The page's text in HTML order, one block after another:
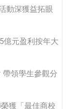
動深獲益拓眼
億元盈利按年大
帶領學生參觀分
獲「最佳商校